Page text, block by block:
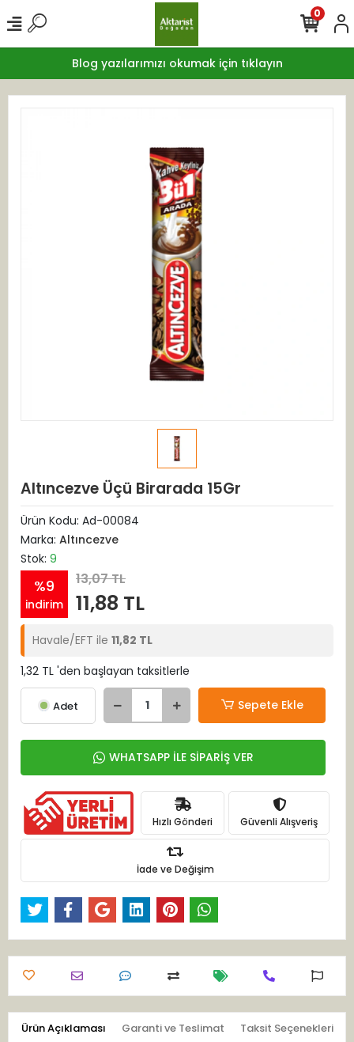
Blog yazılarımızı okumak için tıklayın
0
Altıncezve Üçü Birarada 15Gr
Ürün Kodu: Ad-00084
Marka: Altıncezve
Stok: 9
%9
indirim
13,07 TL
11,88 TL
Havale/EFT ile 11,82 TL
1,32 TL 'den başlayan taksitlerle
Adet Sepete Ekle
WHATSAPP İLE SİPARİŞ VER
Hızlı Gönderi Güvenli Alışveriş
İade ve Değişim
Ürün Açıklaması Garanti ve Teslimat Taksit Seçenekleri